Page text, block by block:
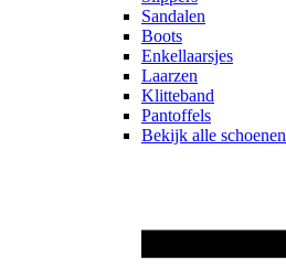
Sandalen
Boots
Enkellaarsjes
Laarzen
Klitteband
Pantoffels
Bekijk alle schoenen